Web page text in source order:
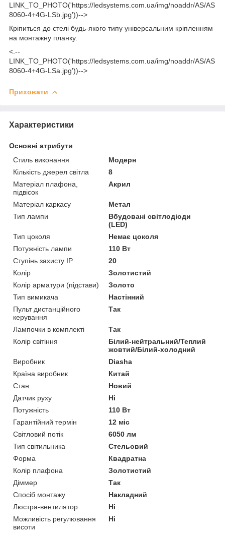
LINK_TO_PHOTO('https://ledsystems.com.ua/img/noaddr/AS/AS
8060-4+4G-LSb.jpg'))-->
Кріпиться до стелі будь-якого типу універсальним кріпленням
на монтажну планку.
<.--
LINK_TO_PHOTO('https://ledsystems.com.ua/img/noaddr/AS/AS
8060-4+4G-LSa.jpg'))-->
Приховати
Характеристики
Основні атрибути
Стиль виконання
Модерн
Кількість джерел світла
8
Матеріал плафона,
підвісок
Акрил
Матеріал каркасу
Метал
Тип лампи
Вбудовані світлодіоди
(LED)
Тип цоколя
Немає цоколя
Потужність лампи
110 Вт
Ступінь захисту IP
20
Колір
Золотистий
Колір арматури (підстави)
Золото
Тип вимикача
Настінний
Пульт дистанційного
керування
Так
Лампочки в комплекті
Так
Колір світіння
Білий-нейтральний/Теплий
жовтий/Білий-холодний
Виробник
Diasha
Країна виробник
Китай
Стан
Новий
Датчик руху
Ні
Потужність
110 Вт
Гарантійний термін
12 міс
Світловий потік
6050 лм
Тип світильника
Стельовий
Форма
Квадратна
Колір плафона
Золотистий
Діммер
Так
Спосіб монтажу
Накладний
Люстра-вентилятор
Ні
Можливість регулювання
висоти
Ні